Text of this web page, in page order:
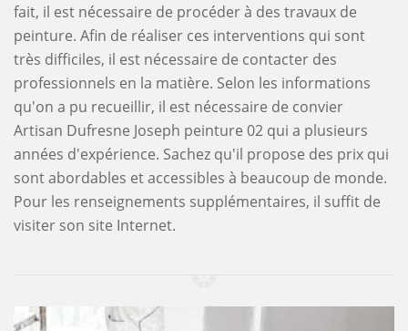
fait, il est nécessaire de procéder à des travaux de
peinture. Afin de réaliser ces interventions qui sont
très difficiles, il est nécessaire de contacter des
professionnels en la matière. Selon les informations
qu'on a pu recueillir, il est nécessaire de convier
Artisan Dufresne Joseph peinture 02 qui a plusieurs
années d'expérience. Sachez qu'il propose des prix qui
sont abordables et accessibles à beaucoup de monde.
Pour les renseignements supplémentaires, il suffit de
visiter son site Internet.